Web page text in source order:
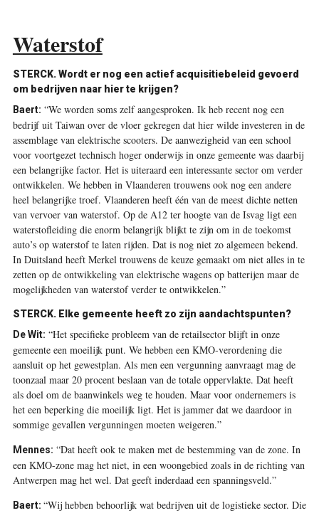
Waterstof
STERCK. Wordt er nog een actief acquisitiebeleid gevoerd
om bedrijven naar hier te krijgen?
Baert: “We worden soms zelf aangesproken. Ik heb recent nog een
bedrijf uit Taiwan over de vloer gekregen dat hier wilde investeren in de
assemblage van elektrische scooters. De aanwezigheid van een school
voor voortgezet technisch hoger onderwijs in onze gemeente was daarbij
een belangrijke factor. Het is uiteraard een interessante sector om verder
ontwikkelen. We hebben in Vlaanderen trouwens ook nog een andere
heel belangrijke troef. Vlaanderen heeft één van de meest dichte netten
van vervoer van waterstof. Op de A12 ter hoogte van de Isvag ligt een
waterstofleiding die enorm belangrijk blijkt te zijn om in de toekomst
auto’s op waterstof te laten rijden. Dat is nog niet zo algemeen bekend.
In Duitsland heeft Merkel trouwens de keuze gemaakt om niet alles in te
zetten op de ontwikkeling van elektrische wagens op batterijen maar de
mogelijkheden van waterstof verder te ontwikkelen.”
STERCK. Elke gemeente heeft zo zijn aandachtspunten?
De Wit: “Het specifieke probleem van de retailsector blijft in onze
gemeente een moeilijk punt. We hebben een KMO-verordening die
aansluit op het gewestplan. Als men een vergunning aanvraagt mag de
toonzaal maar 20 procent beslaan van de totale oppervlakte. Dat heeft
als doel om de baanwinkels weg te houden. Maar voor ondernemers is
het een beperking die moeilijk ligt. Het is jammer dat we daardoor in
sommige gevallen vergunningen moeten weigeren.”
Mennes: “Dat heeft ook te maken met de bestemming van de zone. In
een KMO-zone mag het niet, in een woongebied zoals in de richting van
Antwerpen mag het wel. Dat geeft inderdaad een spanningsveld.”
Baert: “Wij hebben behoorlijk wat bedrijven uit de logistieke sector. Die